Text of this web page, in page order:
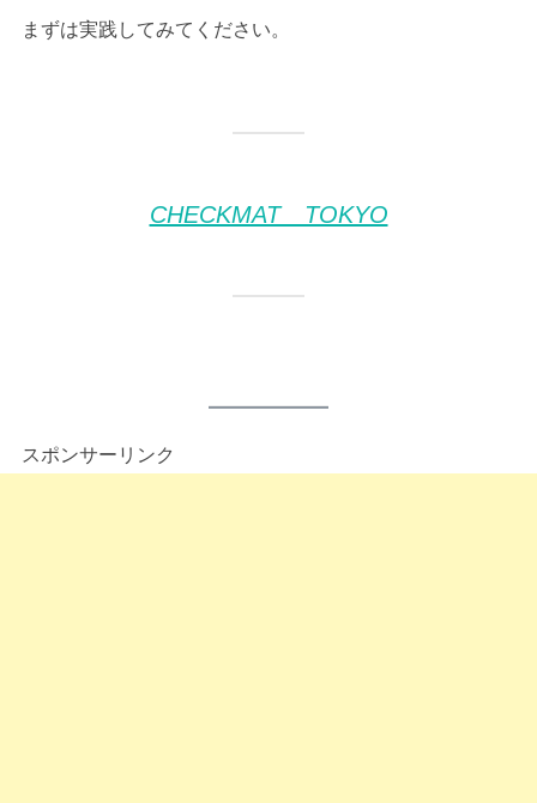
まずは実践してみてください。
CHECKMAT TOKYO
スポンサーリンク